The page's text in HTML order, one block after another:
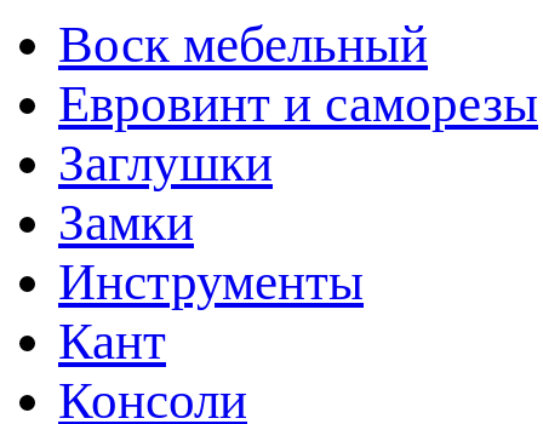
Воск мебельный
Евровинт и саморезы
Заглушки
Замки
Инструменты
Кант
Консоли